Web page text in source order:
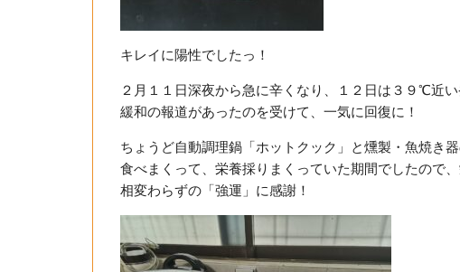
キレイに陽性でしたっ！
２月１１日深夜から急に辛くなり、１２日は３９℃近
緩和の報道があったのを受けて、一気に回復に！
ちょうど自動調理鍋「ホットクック」と燻製・魚焼き
食べまくって、栄養採りまくっていた期間でしたので
相変わらずの「強運」に感謝！